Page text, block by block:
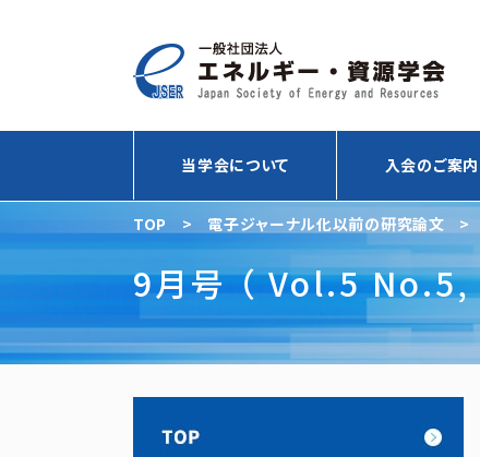
当学会について 入会のご案内
TOP > 電子ジャーナル化以前の研究論文 >